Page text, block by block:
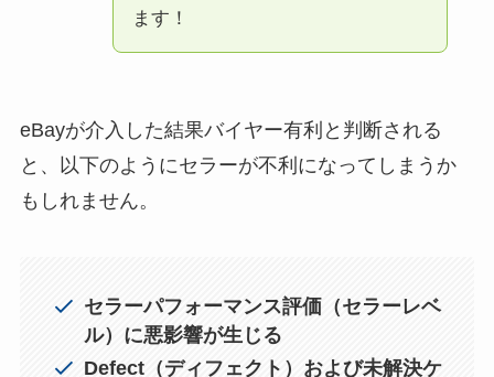
ます！
eBayが介入した結果バイヤー有利と判断される
と、以下のようにセラーが不利になってしまうか
もしれません。
セラーパフォーマンス評価（セラーレベ
ル）に悪影響が生じる
Defect（ディフェクト）および未解決ケ